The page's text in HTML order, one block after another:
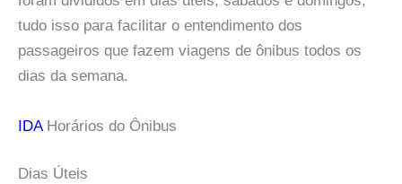
tudo isso para facilitar o entendimento dos
passageiros que fazem viagens de ônibus todos os
dias da semana.
IDAHorários do Ônibus
Dias Úteis